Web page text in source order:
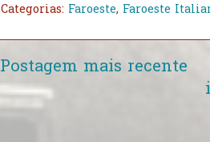
Categorias: Faroeste, Faroeste
Postagem mais recente